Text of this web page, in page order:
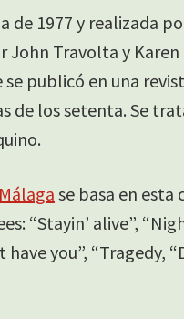
de 1977 y realizada
Travolta y
publicó en una
de los setenta. Se
Málaga se basa en esta
“Stayin’ alive”,
have you”, “Tragedy,